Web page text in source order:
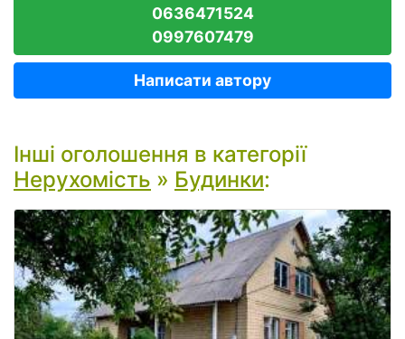
0636471524
0997607479
Написати автору
Інші оголошення в категорії
Нерухомість » Будинки: